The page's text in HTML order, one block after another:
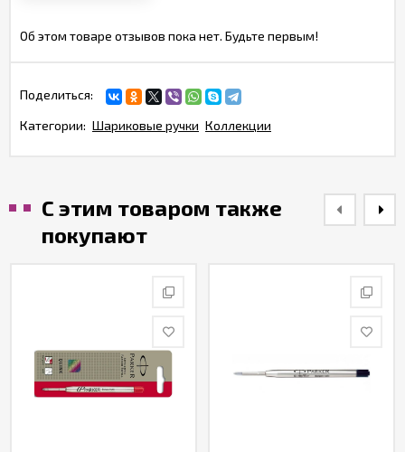
Об этом товаре отзывов пока нет. Будьте первым!
Поделиться:
Категории: Шариковые ручки Коллекции
С этим товаром также
покупают